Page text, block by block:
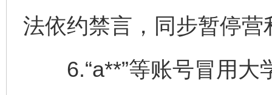
法依约禁言，同步暂停营
6.“a**”等账号冒用大